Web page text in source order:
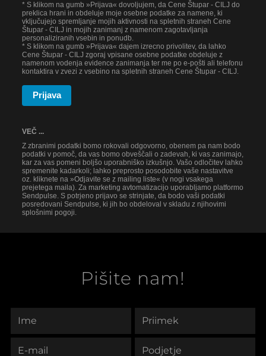
* S klikom na gumb »Prijava« dovoljujem, da Cene Štupar - CILJ do
preklica hrani in obdeluje moje osebne podatke za namene, ki
vključujejo spremljanje mojih aktivnosti na spletnih straneh Cene
Štupar - CILJ in mojih zanimanj z namenom zagotavljanja
personaliziranih vsebin in ponudb.
* S klikom na gumb »Prijava« dajem izrecno privolitev, da lahko
Cene Štupar - CILJ zgoraj vpisane osebne podatke obdeluje z
namenom vodenja evidence zanimanja ter me po e-pošti ali telefonu
kontaktira v zvezi z vsebino na spletnih straneh Cene Štupar - CILJ.
Prijava
VEČ ...
Z zbranimi podatki bomo rokovali odgovorno, obenem pa nam bodo
podatki v pomoč, da vas bomo obveščali o zadevah, ki vas zanimajo,
kar za vas pomeni boljšo uporabniško izkušnjo. Vašo odločitev lahko
spremenite kadarkoli; lahko preprosto posodobite vaše nastavitve
oz. kliknete na »Odjavite se z mailing liste« (v nogi vsakega
prejetega maila). Za marketing avtomatizacijo uporabljamo platformo
Sendpulse. S potrjeno prijavo se strinjate, da bodo vaši podatki
posredovani Sendpulse, ki jih bo obdeloval v skladu z njihovimi
splošnimi pogoji.
Pišite nam!